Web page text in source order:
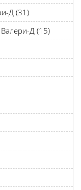
Д (31)
Валери-Д (15)